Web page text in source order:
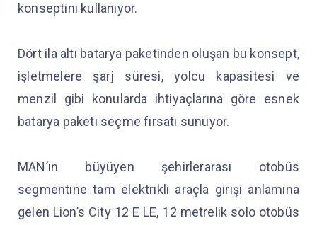
konseptini kullanıyor.
Dört ila altı batarya paketinden oluşan bu konsept,
işletmelere şarj süresi, yolcu kapasitesi ve
menzil gibi konularda ihtiyaçlarına göre esnek
batarya paketi seçme fırsatı sunuyor.
MAN’ın büyüyen şehirlerarası otobüs
segmentine tam elektrikli araçla girişi anlamına
gelen Lion’s City 12 E LE, 12 metrelik solo otobüs